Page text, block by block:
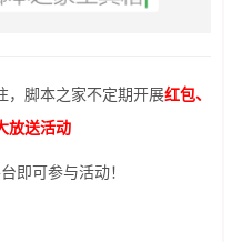
，脚本之家不定期开展红包、
放送活动
即可参与活动！